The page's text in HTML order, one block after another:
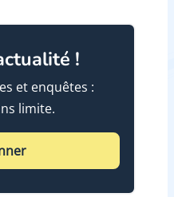
!
et enquêtes :
limite.